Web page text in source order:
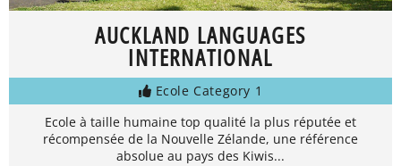
AUCKLAND LANGUAGES
INTERNATIONAL
Ecole Category 1
Ecole à taille humaine top qualité la plus réputée et
récompensée de la Nouvelle Zélande, une référence
absolue au pays des Kiwis...